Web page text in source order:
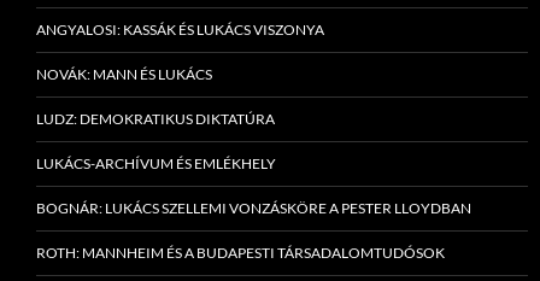
ANGYALOSI: KASSÁK ÉS LUKÁCS VISZONYA
NOVÁK: MANN ÉS LUKÁCS
LUDZ: DEMOKRATIKUS DIKTATÚRA
LUKÁCS-ARCHÍVUM ÉS EMLÉKHELY
BOGNÁR: LUKÁCS SZELLEMI VONZÁSKÖRE A PESTER LLOYDBAN
ROTH: MANNHEIM ÉS A BUDAPESTI TÁRSADALOMTUDÓSOK